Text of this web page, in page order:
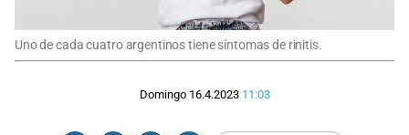
Uno de cada cuatro argentinos tiene síntomas de rinitis.
Domingo 16.4.2023 11:03